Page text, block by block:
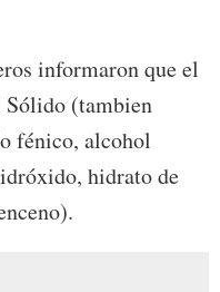
informaron que el
(tambien
fénico, alcohol
hidrato de